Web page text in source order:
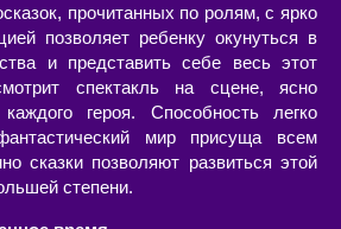
прочитанных по ролям, с ярко
позволяет ребенку окунуться в
и представить себе весь этот
спектакль на сцене, ясно
героя. Способность легко
мир присуща всем
сказки позволяют развиться этой
степени.